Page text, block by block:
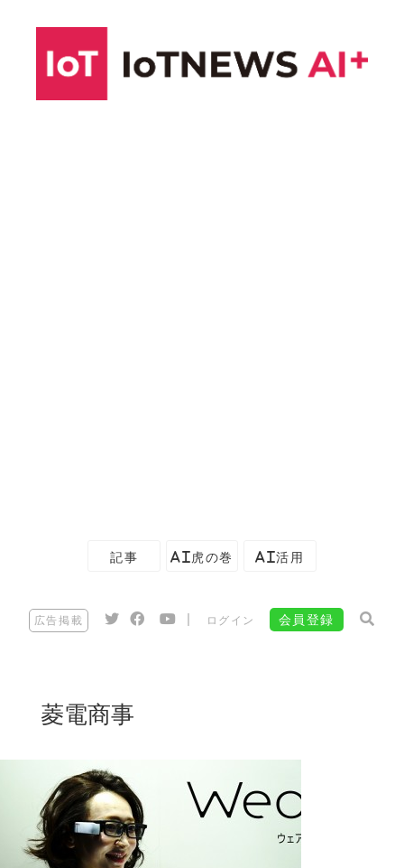
記事 AI虎の巻 AI活用
広告掲載 ログイン 会員登録
菱電商事